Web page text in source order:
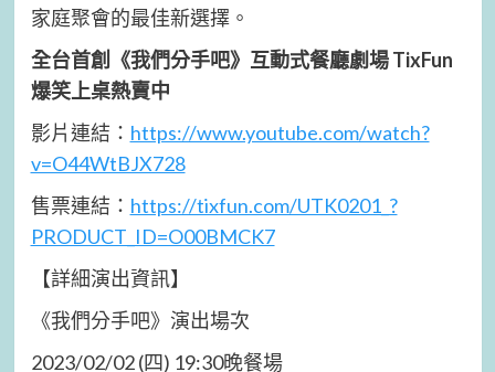
家庭聚會的最佳新選擇。
全台首創《我們分手吧》互動式餐廳劇場 TixFun
爆笑上桌熱賣中
影片連結： https://www.youtube.com/watch?
v=O44WtBJX728
售票連結： https://tixfun.com/UTK0201_?
PRODUCT_ID=O00BMCK7
【詳細演出資訊】
《我們分手吧》演出場次
2023/02/02 (四) 19:30晚餐場